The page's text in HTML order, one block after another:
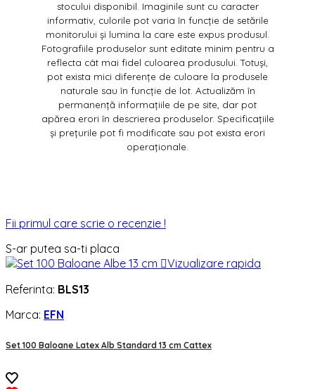
stocului disponibil. Imaginile sunt cu caracter
informativ, culorile pot varia în funcție de setările
monitorului și lumina la care este expus produsul.
Fotografiile produselor sunt editate minim pentru a
reflecta cât mai fidel culoarea produsului. Totuși,
pot exista mici diferențe de culoare la produsele
naturale sau în funcție de lot. Actualizăm în
permanență informațiile de pe site, dar pot
apărea erori în descrierea produselor. Specificațiile
și prețurile pot fi modificate sau pot exista erori
operaționale.
Fii primul care scrie o recenzie !
S-ar putea sa-ti placa
Vizualizare rapida
Referinta: BLS13
Marca: EFN
Set 100 Baloane Latex Alb Standard 13 cm Cattex